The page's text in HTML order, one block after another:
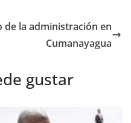
de la administración en
Cumanayagua
gustar